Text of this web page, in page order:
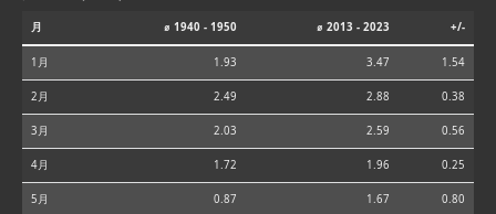
月 ⌀ 1940 - 1950 ⌀ 2013 - 2023 +/-
1月 1.93 3.47 1.54
2月 2.49 2.88 0.38
3月 2.03 2.59 0.56
4月 1.72 1.96 0.25
5月 0.87 1.67 0.80